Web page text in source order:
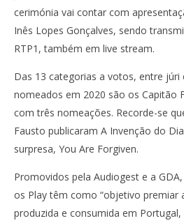
cerimónia vai contar com
Inês Lopes Gonçalves, sendo
RTP1, também em live stream.
Das 13 categorias a votos, entre júri
nomeados em 2020 são os Capitão
com três nomeações. Recorde-se
Fausto publicaram A Invenção do
surpresa, You Are Forgiven.
Promovidos pela Audiogest e a
os Play têm como “objetivo premiar
produzida e consumida em